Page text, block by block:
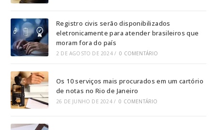
Registro civis serão disponibilizados
eletronicamente para atender brasileiros que
moram fora do país
2 DE AGOSTO DE 2024 / 0 COMENTÁRIO
Os 10 serviços mais procurados em um cartório
de notas no Rio de Janeiro
26 DE JUNHO DE 2024 / 0 COMENTÁRIO